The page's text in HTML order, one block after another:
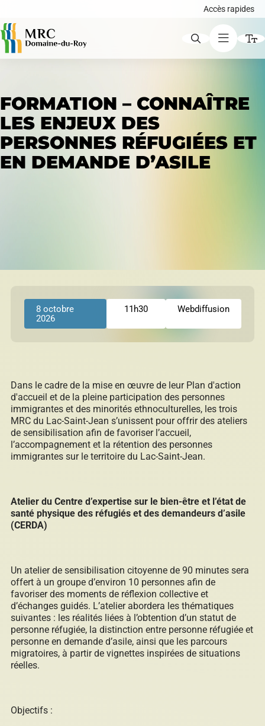
Accès rapides
Augmenter le texte
Diminuer le texte
Niveau de gris
Réinitialiser
Avis publics
Développement éolien
Évaluation foncière
Fonds, programmes et appels de projets
Règlements, politiques, cadres, plans
d’action et autres documents
Répertoire des entreprises
Sable et gravier
FORMATION – CONNAÎTRE
LES ENJEUX DES
PERSONNES RÉFUGIÉES ET
EN DEMANDE D’ASILE
8 octobre
2026
11h30 Webdiffusion
Dans le cadre de la mise en œuvre de leur Plan d'action
d'accueil et de la pleine participation des personnes
immigrantes et des minorités ethnoculturelles, les trois
MRC du Lac-Saint-Jean s’unissent pour offrir des ateliers
de sensibilisation afin de favoriser l’accueil,
l’accompagnement et la rétention des personnes
immigrantes sur le territoire du Lac-Saint-Jean.
Atelier du Centre d’expertise sur le bien-être et l’état de
santé physique des réfugiés et des demandeurs d’asile
(CERDA)
Un atelier de sensibilisation citoyenne de 90 minutes sera
offert à un groupe d’environ 10 personnes afin de
favoriser des moments de réflexion collective et
d’échanges guidés. L’atelier abordera les thématiques
suivantes : les réalités liées à l’obtention d’un statut de
personne réfugiée, la distinction entre personne réfugiée et
personne en demande d’asile, ainsi que les parcours
migratoires, à partir de vignettes inspirées de situations
réelles.
Objectifs :